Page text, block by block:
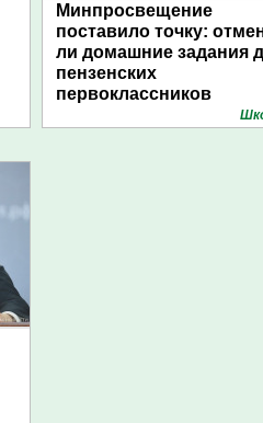
Минпросвещение
поставило точку:
ли домашние задания
пензенских
первоклассников